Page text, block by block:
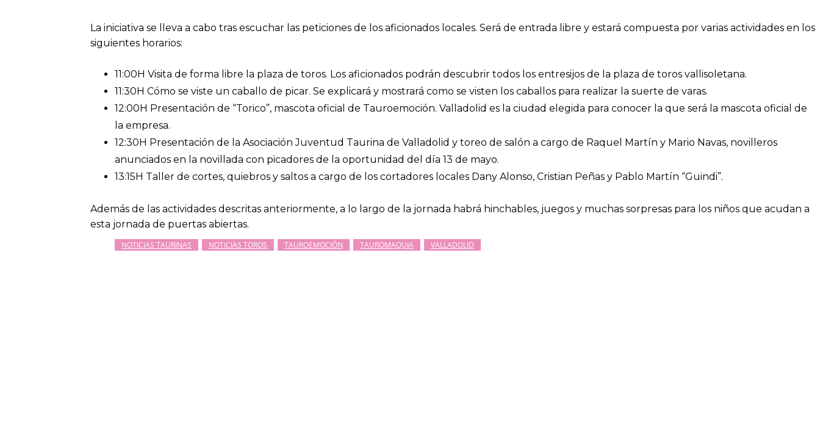
La iniciativa se lleva a cabo tras escuchar las peticiones de los aficionados locales. Será de entrada libre y estará compuesta por varias actividades en los
siguientes horarios:
11:00H Visita de forma libre la plaza de toros. Los aficionados podrán descubrir todos los entresijos de la plaza de toros vallisoletana.
11:30H Cómo se viste un caballo de picar. Se explicará y mostrará como se visten los caballos para realizar la suerte de varas.
12:00H Presentación de “Torico”, mascota oficial de Tauroemoción. Valladolid es la ciudad elegida para conocer la que será la mascota oficial de
la empresa.
12:30H Presentación de la Asociación Juventud Taurina de Valladolid y toreo de salón a cargo de Raquel Martín y Mario Navas, novilleros
anunciados en la novillada con picadores de la oportunidad del día 13 de mayo.
13:15H Taller de cortes, quiebros y saltos a cargo de los cortadores locales Dany Alonso, Cristian Peñas y Pablo Martín “Guindi”.
Además de las actividades descritas anteriormente, a lo largo de la jornada habrá hinchables, juegos y muchas sorpresas para los niños que acudan a
esta jornada de puertas abiertas.
NOTICIAS TAURINAS NOTICIAS TOROS TAUROEMOCIÓN TAUROMAQUIA VALLADOLID